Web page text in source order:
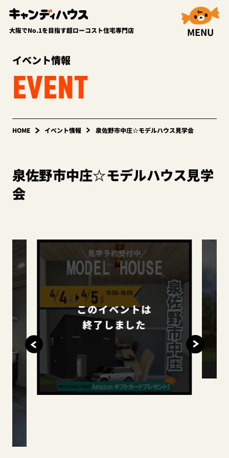
大阪でNo.1を目指す超ローコスト住宅専門店 MENU
イベント情報
EVENT
HOME イベント情報 泉佐野市中庄☆モデルハウス見学会
泉佐野市中庄☆モデルハウス見学
会
このイベントは
終了しました